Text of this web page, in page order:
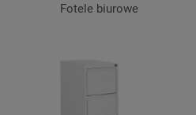
Fotele biurowe